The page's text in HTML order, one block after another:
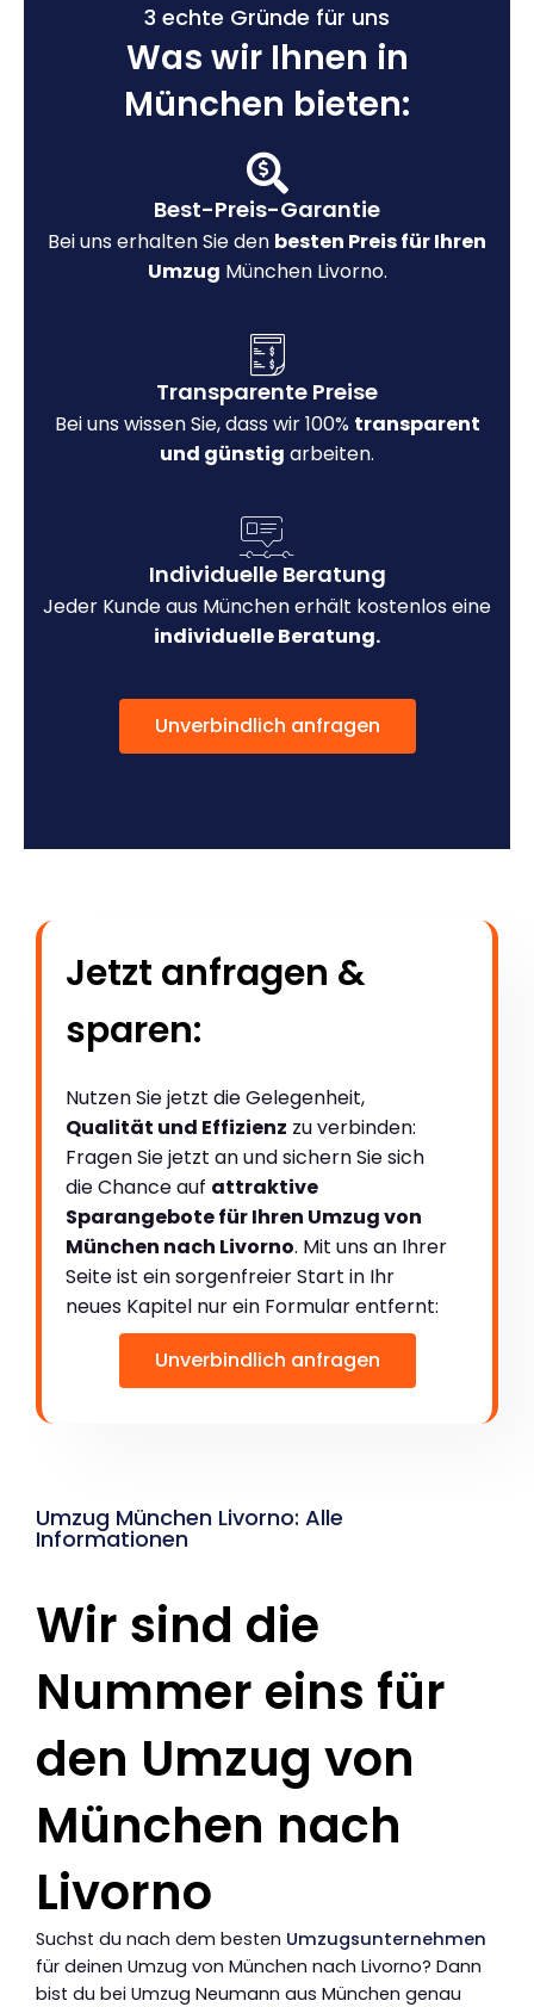
3 echte Gründe für uns
Was wir Ihnen in
München bieten:
Best-Preis-Garantie
Bei uns erhalten Sie den besten Preis für Ihren
Umzug München Livorno.
Transparente Preise
Bei uns wissen Sie, dass wir 100% transparent
und günstig arbeiten.
Individuelle Beratung
Jeder Kunde aus München erhält kostenlos eine
individuelle Beratung.
Unverbindlich anfragen
Jetzt anfragen &
sparen:
Nutzen Sie jetzt die Gelegenheit,
Qualität und Effizienz zu verbinden:
Fragen Sie jetzt an und sichern Sie sich
die Chance auf attraktive
Sparangebote für Ihren Umzug von
München nach Livorno. Mit uns an Ihrer
Seite ist ein sorgenfreier Start in Ihr
neues Kapitel nur ein Formular entfernt:
Unverbindlich anfragen
Umzug München Livorno: Alle
Informationen
Wir sind die
Nummer eins für
den Umzug von
München nach
Livorno
Suchst du nach dem besten Umzugsunternehmen
für deinen Umzug von München nach Livorno? Dann
bist du bei Umzug Neumann aus München genau